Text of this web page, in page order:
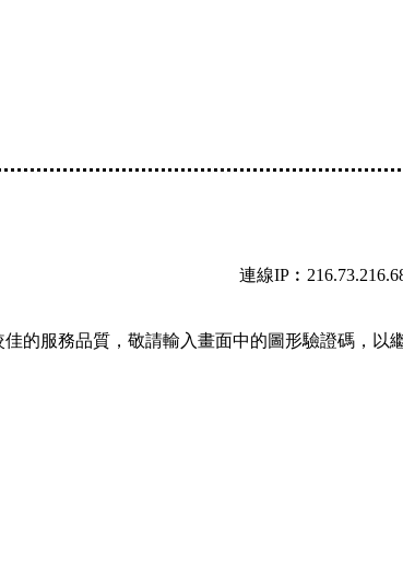
連線
的服務品質，敬請輸入畫面中的圖形驗證碼，以